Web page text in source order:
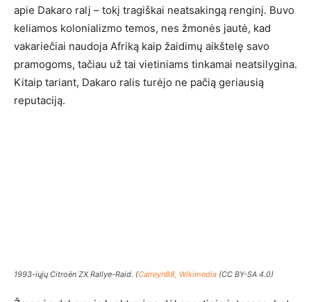
apie Dakaro ralį – tokį tragiškai neatsakingą renginį. Buvo
keliamos kolonializmo temos, nes žmonės jautė, kad
vakariečiai naudoja Afriką kaip žaidimų aikštelę savo
pramogoms, tačiau už tai vietiniams tinkamai neatsilygina.
Kitaip tariant, Dakaro ralis turėjo ne pačią geriausią
reputaciją.
1993-iųjų Citroën ZX Rallye-Raid. (Calreyn88, Wikimedia (CC BY-SA 4.0)